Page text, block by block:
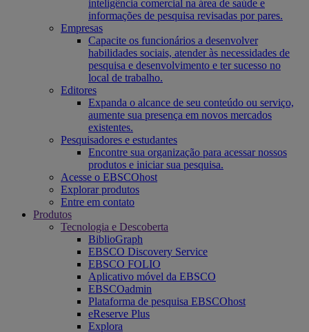
inteligência comercial na área de saúde e
informações de pesquisa revisadas por pares.
Empresas
Capacite os funcionários a desenvolver
habilidades sociais, atender às necessidades de
pesquisa e desenvolvimento e ter sucesso no
local de trabalho.
Editores
Expanda o alcance de seu conteúdo ou serviço,
aumente sua presença em novos mercados
existentes.
Pesquisadores e estudantes
Encontre sua organização para acessar nossos
produtos e iniciar sua pesquisa.
Acesse o EBSCOhost
Explorar produtos
Entre em contato
Produtos
Tecnologia e Descoberta
BiblioGraph
EBSCO Discovery Service
EBSCO FOLIO
Aplicativo móvel da EBSCO
EBSCOadmin
Plataforma de pesquisa EBSCOhost
eReserve Plus
Explora